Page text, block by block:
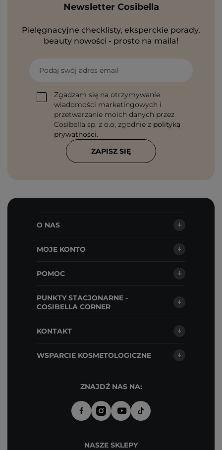
Newsletter Cosibella
Pielęgnacyjne checklisty, eksperckie porady,
beauty nowości - prosto na maila!
Podaj swój adres email
Zgadzam się na otrzymywanie
wiadomości marketingowych i
przetwarzanie moich danych przez
Cosibella sp. z o.o, zgodnie z polityką
prywatności.
ZAPISZ SIĘ
O NAS
MOJE KONTO
POMOC
PUNKTY STACJONARNE -
COSIBELLA CORNER
KONTAKT
WSPARCIE KOSMETOLOGICZNE
ZNAJDŹ NAS NA:
NASZE SKLEPY